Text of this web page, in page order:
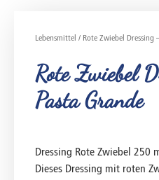
Lebensmittel / Rote Zwiebel Dressing
Rote Zwiebel
Pasta Grande
Dressing Rote Zwiebel 250
Dieses Dressing mit roten